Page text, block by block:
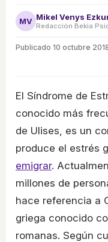
MV Mikel Venys
Redacción Bekia
Publicado 10 octubre
El Síndrome de
conocido más
de Ulises, es un
produce el estrés
emigrar.
millones de
hace referencia a
griega conocido
romanas. Según